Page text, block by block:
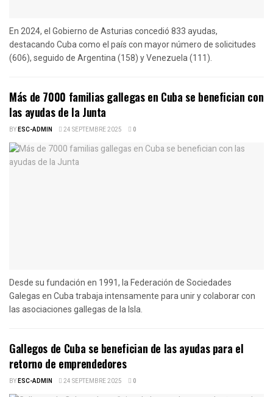
En 2024, el Gobierno de Asturias concedió 833 ayudas,
destacando Cuba como el país con mayor número de solicitudes
(606), seguido de Argentina (158) y Venezuela (111).
Más de 7000 familias gallegas en Cuba se benefician con
las ayudas de la Junta
BYESC-ADMIN 24 SEPTEMBRE 2025 0
Desde su fundación en 1991, la Federación de Sociedades
Galegas en Cuba trabaja intensamente para unir y colaborar con
las asociaciones gallegas de la Isla.
Gallegos de Cuba se benefician de las ayudas para el
retorno de emprendedores
BYESC-ADMIN 24 SEPTEMBRE 2025 0